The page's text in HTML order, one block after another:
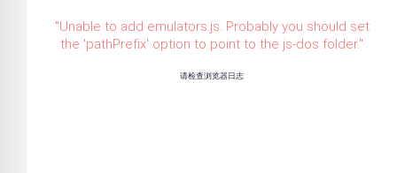
"Unable to add emulators.js. Probably you should set
the 'pathPrefix' option to point to the js-dos folder."
请检查浏览器日志